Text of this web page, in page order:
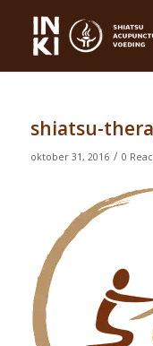
shiatsu-
oktober 31, 2016 / 0